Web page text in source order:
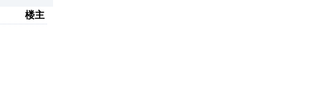
楼主